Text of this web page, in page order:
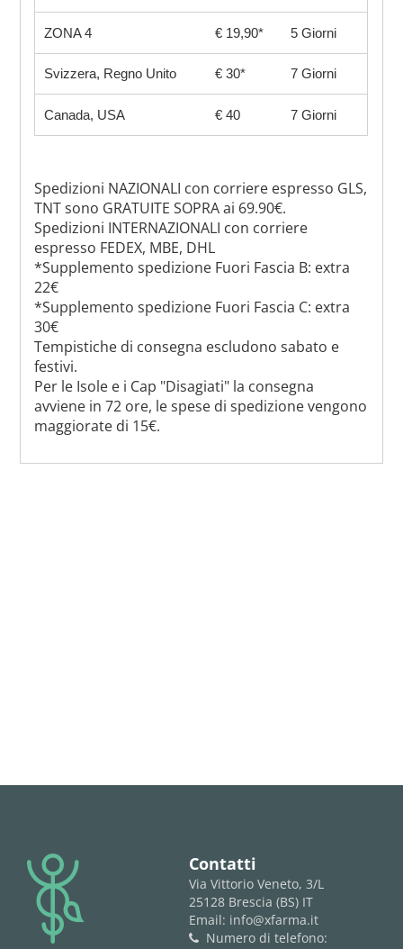
ZONA 4 € 19,90* 5 Giorni
Svizzera, Regno Unito € 30* 7 Giorni
Canada, USA € 40 7 Giorni
Spedizioni NAZIONALI con corriere espresso GLS,
TNT sono GRATUITE SOPRA ai 69.90€.
Spedizioni INTERNAZIONALI con corriere
espresso FEDEX, MBE, DHL
*Supplemento spedizione Fuori Fascia B: extra
22€
*Supplemento spedizione Fuori Fascia C: extra
30€
Tempistiche di consegna escludono sabato e
festivi.
Per le Isole e i Cap "Disagiati" la consegna
avviene in 72 ore, le spese di spedizione vengono
maggiorate di 15€.
logo Contatti
Via Vittorio Veneto, 3/L
25128 Brescia (BS) IT
Email: info@xfarma.it
phone
Numero di telefono: